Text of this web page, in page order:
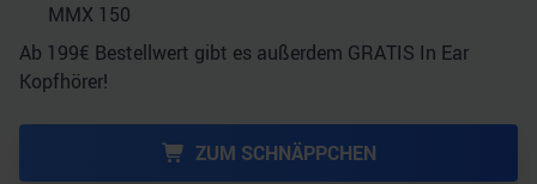
MMX 150
Ab 199€ Bestellwert gibt es außerdem GRATIS In Ear
Kopfhörer!
ZUM SCHNÄPPCHEN